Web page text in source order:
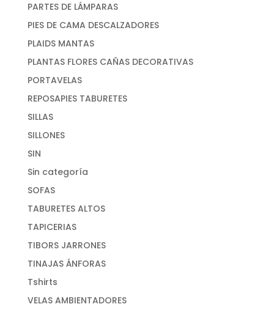
PARTES DE LÁMPARAS
PIES DE CAMA DESCALZADORES
PLAIDS MANTAS
PLANTAS FLORES CAÑAS DECORATIVAS
PORTAVELAS
REPOSAPIES TABURETES
SILLAS
SILLONES
SIN
Sin categoría
SOFAS
TABURETES ALTOS
TAPICERIAS
TIBORS JARRONES
TINAJAS ÁNFORAS
Tshirts
VELAS AMBIENTADORES